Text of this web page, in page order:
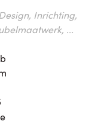
Inrichting,
...